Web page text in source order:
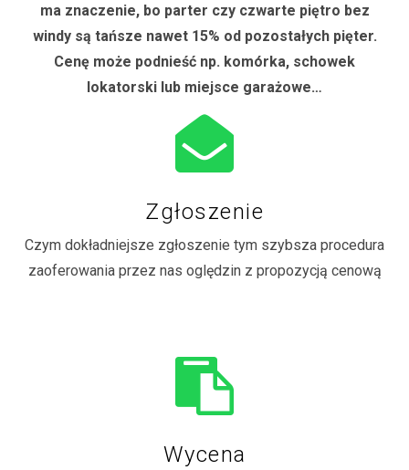
ma znaczenie, bo parter czy czwarte piętro bez
windy są tańsze nawet 15% od pozostałych pięter.
Cenę może podnieść np. komórka, schowek
lokatorski lub miejsce garażowe…
Zgłoszenie
Czym dokładniejsze zgłoszenie tym szybsza procedura
zaoferowania przez nas oględzin z propozycją cenową
Wycena